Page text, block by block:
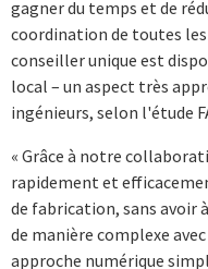
gagner du temps et de
coordination de toutes
conseiller unique est
local – un aspect très
ingénieurs, selon l'étude
« Grâce à notre
rapidement et
de fabrication, sans avoir
de manière complexe
approche numérique